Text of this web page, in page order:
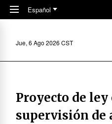
Skip to main content
Español
Jue, 6 Ago 2026 CST
Proyecto de ley
supervisión de